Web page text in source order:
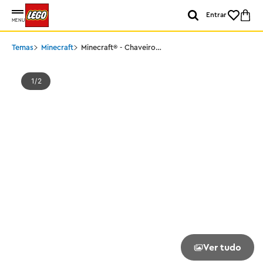
MENU
Entrar
Temas Minecraft
Minecraft® - Chaveiro
1 2
Ver tudo